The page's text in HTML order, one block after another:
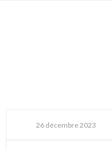
26 décembre 2023